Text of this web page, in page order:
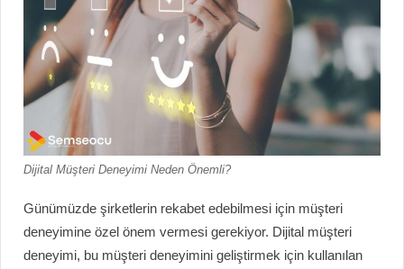
Dijital Müşteri Deneyimi Neden Önemli?
Günümüzde şirketlerin rekabet edebilmesi için müşteri
deneyimine özel önem vermesi gerekiyor. Dijital müşteri
deneyimi, bu müşteri deneyimini geliştirmek için kullanılan